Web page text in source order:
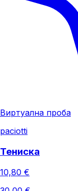
Виртуална проба
paciotti
Тениска
10,80 €